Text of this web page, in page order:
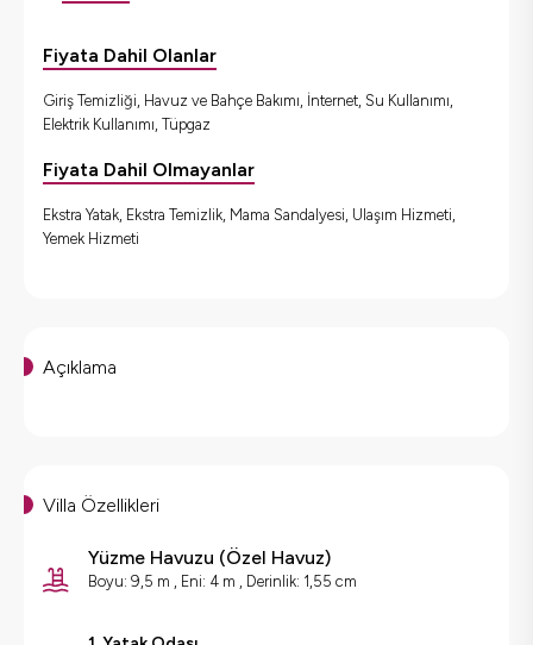
Fiyata Dahil Olanlar
Giriş Temizliği, Havuz ve Bahçe Bakımı, İnternet, Su Kullanımı,
Elektrik Kullanımı, Tüpgaz
Fiyata Dahil Olmayanlar
Ekstra Yatak, Ekstra Temizlik, Mama Sandalyesi, Ulaşım Hizmeti,
Yemek Hizmeti
Açıklama
Villa Özellikleri
Yüzme Havuzu (Özel Havuz)
Boyu: 9,5 m , Eni: 4 m , Derinlik: 1,55 cm